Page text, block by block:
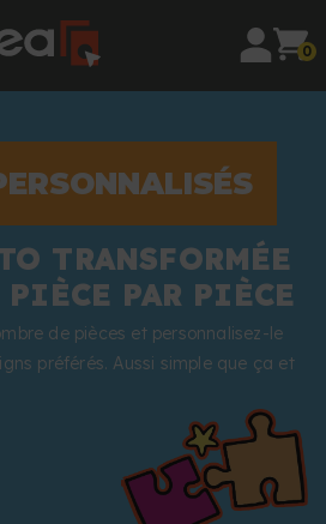
0
TRANSFORMÉE
PAR PIÈCE
de pièces et personnalisez-le
préférés. Aussi simple que ça et